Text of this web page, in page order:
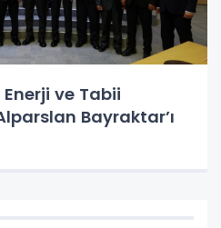
ve Tabii
Bayraktar’ı